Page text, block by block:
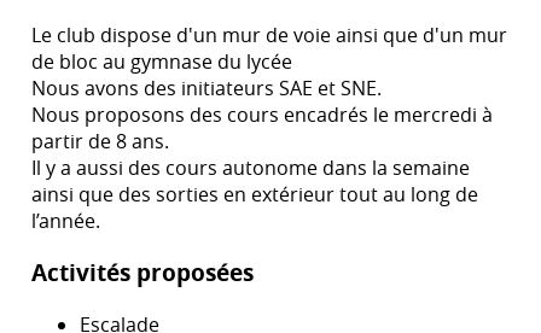
Le club dispose d'un mur de voie ainsi que d'un mur
de bloc au gymnase du lycée
Nous avons des initiateurs SAE et SNE.
Nous proposons des cours encadrés le mercredi à
partir de 8 ans.
Il y a aussi des cours autonome dans la semaine
ainsi que des sorties en extérieur tout au long de
l’année.
Activités proposées
Escalade